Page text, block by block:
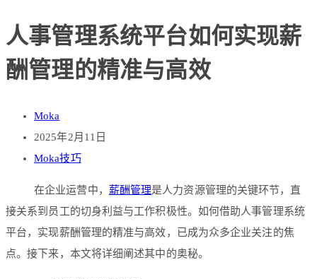
人事管理系统平台如何实现薪
酬管理的精准与高效
Moka
2025年2月11日
Moka技巧
在企业运营中， 薪酬管理是人力资源管理的关键环节，直
接关系到员工的切身利益与工作积极性。如何借助人事管理系统
平台，实现薪酬管理的精准与高效，已成为众多企业关注的焦
点。接下来，本文将详细阐述其中的奥秘。